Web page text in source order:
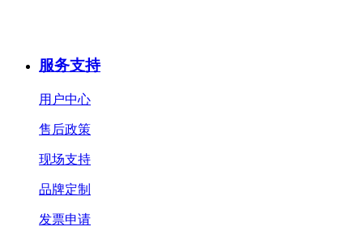
服务支持
用户中心
售后政策
现场支持
品牌定制
发票申请